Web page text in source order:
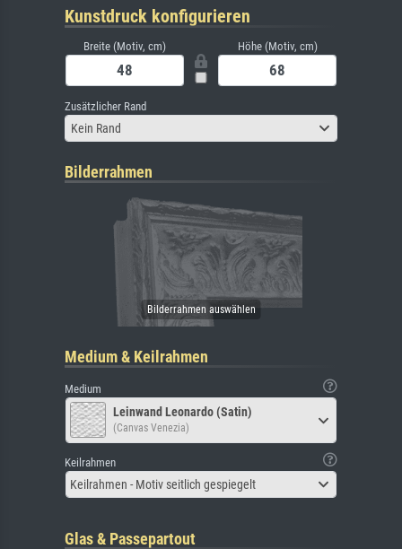
Kunstdruck konfigurieren
Breite (Motiv, cm) Höhe (Motiv, cm)
Zusätzlicher Rand
Kein Rand
Bilderrahmen
Medium & Keilrahmen
Medium
Leinwand Leonardo (Satin)
(Canvas Venezia)
Keilrahmen
Keilrahmen - Motiv seitlich gespiegelt
Glas & Passepartout